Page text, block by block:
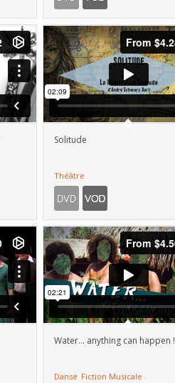
Solitude
Théâtre
Water… anything can happen !
Danse Fiction Musicale